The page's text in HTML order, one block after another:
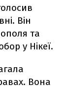
Він
та
у Нікеї.
Вона